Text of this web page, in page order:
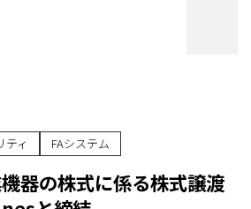
ティ FAシステム
器の株式に係る株式譲渡